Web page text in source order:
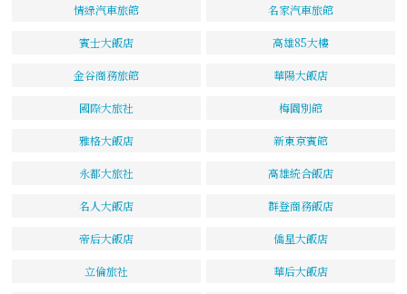
情綠汽車旅館 名家汽車旅館
賓士大飯店 高雄85大樓
金谷商務旅館 華陽大飯店
國際大旅社 梅園別館
雅格大飯店 新東京賓館
永都大旅社 高雄統合飯店
名人大飯店 群登商務飯店
帝后大飯店 僑星大飯店
立倫旅社 華后大飯店